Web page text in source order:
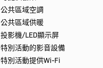
公共區域空調
公共區域供暖
投影機/LED顯示屏
特別活動的影音設備
特別活動提供Wi-Fi